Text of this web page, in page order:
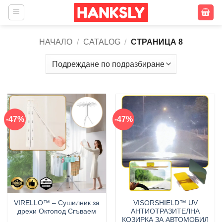
Skip
НАЧАЛО / CATALOG / СТРАНИЦА 8
-47%
VIRELLO™ – Сушилник за
дрехи Октопод Сгъваем
-47%
VISORSHIELD™ UV
АНТИОТРАЗИТЕЛНА
КОЗИРКА ЗА АВТОМОБИЛ